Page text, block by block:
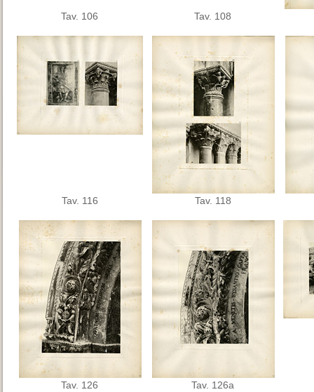
Tav. 106 Tav. 108
Tav. 116 Tav. 118
Tav. 126 Tav. 126a